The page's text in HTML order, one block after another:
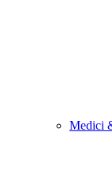
Medici